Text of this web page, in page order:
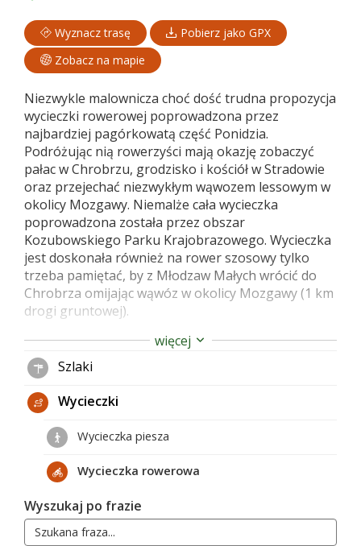
Wyznacz trasę
Pobierz jako GPX
Zobacz na mapie
Niezwykle malownicza choć dość trudna propozycja
wycieczki rowerowej poprowadzona przez
najbardziej pagórkowatą część Ponidzia.
Podróżując nią rowerzyści mają okazję zobaczyć
pałac w Chrobrzu, grodzisko i kościół w Stradowie
oraz przejechać niezwykłym wąwozem lessowym w
okolicy Mozgawy. Niemalże cała wycieczka
poprowadzona została przez obszar
Kozubowskiego Parku Krajobrazowego. Wycieczka
jest doskonała również na rower szosowy tylko
trzeba pamiętać, by z Młodzaw Małych wrócić do
Chrobrza omijając wąwóz w okolicy Mozgawy (1 km
drogi gruntowej).
Przebieg trasy
Chroberz (0,0 km) – Złota (7,7 km) – Pełczyska (12,8
km) – Wola Chroberska (20,4 km) – Stradów (25 km)
– Byczów (37 km) – Młodzawy Małe (44 km) –
Chroberz (49,5 km)
Początek i koniec wycieczki znajduje się w pobliżu
pałacu w Chrobrzu. Tuż przed szlabanem na drodze
więcej
Szlaki
Wycieczki
Wycieczka piesza
Wycieczka rowerowa
Wyszukaj po frazie